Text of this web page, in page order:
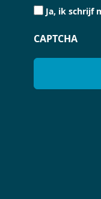
Ja,
schrijf
Ja, ik schrijf
CAPTCHA